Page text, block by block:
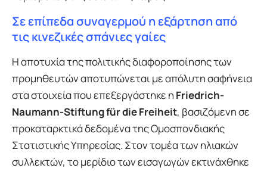
Σε επίπεδα συναγερμού η εξάρτηση από
τις κινεζικές σπάνιες γαίες
Η αποτυχία της πολιτικής διαφοροποίησης των
προμηθευτών αποτυπώνεται με απόλυτη σαφήνεια
στα στοιχεία που επεξεργάστηκε η Friedrich-
Naumann-Stiftung für die Freiheit, βασιζόμενη σε
προκαταρκτικά δεδομένα της Ομοσπονδιακής
Στατιστικής Υπηρεσίας. Στον τομέα των ηλιακών
συλλεκτών, το μερίδιο των εισαγωγών εκτινάχθηκε